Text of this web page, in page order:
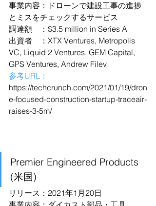
事業内容：ドローンで建設工事の進捗
とミスをチェックするサービス
調達額　：$3.5 million in Series A
出資者　：XTX Ventures, Metropolis
VC, Liquid 2 Ventures, GEM Capital,
GPS Ventures, Andrew Filev
参考URL：
https://techcrunch.com/2021/01/19/dron
e-focused-construction-startup-traceair-
raises-3-5m/
Premier Engineered Products
(米国)
リリース：2021年1月20日